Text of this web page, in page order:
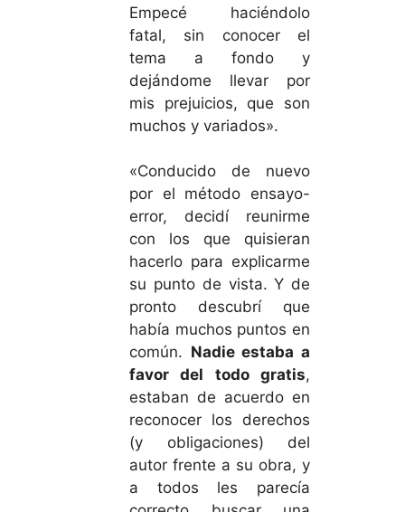
Empecé haciéndolo
fatal, sin conocer el
tema a fondo y
dejándome llevar por
mis prejuicios, que son
muchos y variados».
«Conducido de nuevo
por el método ensayo-
error, decidí reunirme
con los que quisieran
hacerlo para explicarme
su punto de vista. Y de
pronto descubrí que
había muchos puntos en
común. Nadie estaba a
favor del todo gratis,
estaban de acuerdo en
reconocer los derechos
(y obligaciones) del
autor frente a su obra, y
a todos les parecía